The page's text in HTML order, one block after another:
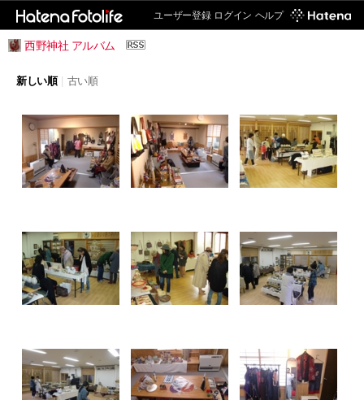
ユーザー登録 ログイン ヘルプ
西野神社 アルバム
新しい順 | 古い順